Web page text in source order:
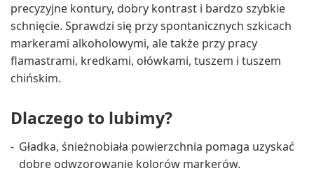
precyzyjne kontury, dobry kontrast i bardzo szybkie
schnięcie. Sprawdzi się przy spontanicznych szkicach
markerami alkoholowymi, ale także przy pracy
flamastrami, kredkami, ołówkami, tuszem i tuszem
chińskim.
Dlaczego to lubimy?
Gładka, śnieżnobiała powierzchnia pomaga uzyskać
dobre odwzorowanie kolorów markerów.